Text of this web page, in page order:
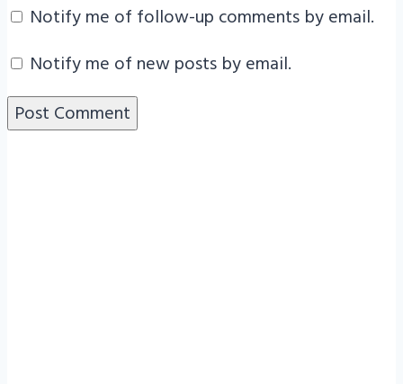
Notify me of follow-up comments by email.
Notify me of new posts by email.